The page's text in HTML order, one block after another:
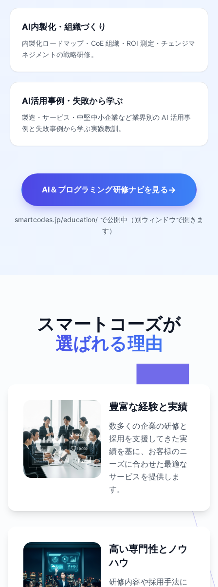
AI内製化・組織づくり
内製化ロードマップ・CoE 組織・ROI 測定・チェンジマ
ネジメントの戦略研修。
AI活用事例・失敗から学ぶ
製造・サービス・中堅中小企業など業界別の AI 活用事
例と失敗事例から学ぶ実践教訓。
AI＆プログラミング研修ナビを見る→
smartcodes.jp/education/ で公開中（別ウィンドウで開きま
す）
スマートコーズが
選ばれる理由
豊富な経験と実績
数多くの企業の研修と
採用を支援してきた実
績を基に、お客様のニ
ーズに合わせた最適な
サービスを提供しま
す。
高い専門性とノウ
ハウ
研修内容や採用手法に